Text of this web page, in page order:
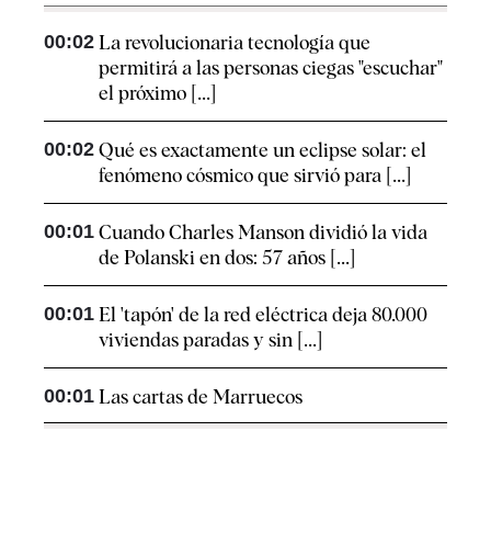
00:02 La revolucionaria tecnología que
permitirá a las personas ciegas "escuchar"
el próximo [...]
00:02 Qué es exactamente un eclipse solar: el
fenómeno cósmico que sirvió para [...]
00:01 Cuando Charles Manson dividió la vida
de Polanski en dos: 57 años [...]
00:01 El 'tapón' de la red eléctrica deja 80.000
viviendas paradas y sin [...]
00:01 Las cartas de Marruecos